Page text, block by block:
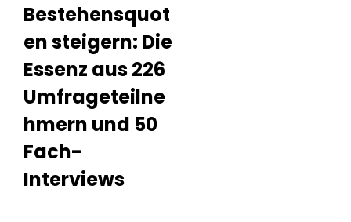
Bestehensquot
en steigern: Die
Essenz aus 226
Umfrageteilne
hmern und 50
Fach-
Interviews